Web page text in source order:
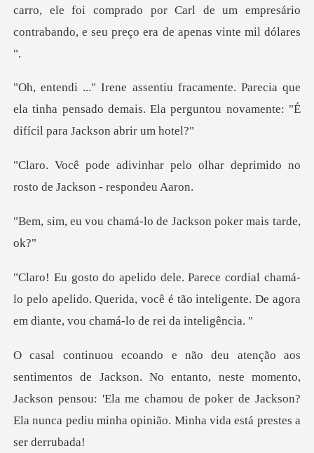
carro, ele foi comprado por Carl de u
cia que
ela tinha pensado demais. Ela perguntou n
elo olhar deprimido no
rosto
amá-lo de Jackson po
-
lo pelo apelido. Querida, você é tão inteligente. De
entanto, neste momento,
Jackson pensou: 'Ela me chamou de poker de Jackso